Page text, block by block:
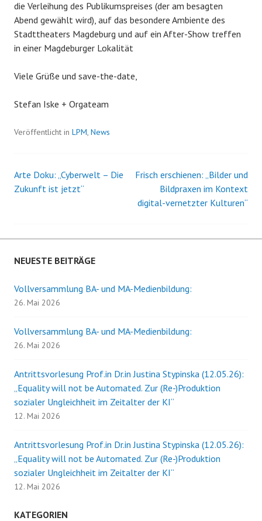
die Verleihung des Publikumspreises (der am besagten
Abend gewählt wird), auf das besondere Ambiente des
Stadttheaters Magdeburg und auf ein After-Show treffen
in einer Magdeburger Lokalität
Viele Grüße und save-the-date,
Stefan Iske + Orgateam
Veröffentlicht in LPM, News
Beitrags-
Arte Doku: „Cyberwelt – Die
Zukunft ist jetzt“
Frisch erschienen: „Bilder und
Bildpraxen im Kontext
digital-vernetzter Kulturen“
NEUESTE BEITRÄGE
Vollversammlung BA- und MA-Medienbildung:
26. Mai 2026
Vollversammlung BA- und MA-Medienbildung:
26. Mai 2026
Antrittsvorlesung Prof.in Dr.in Justina Stypinska (12.05.26):
„Equality will not be Automated. Zur (Re-)Produktion
sozialer Ungleichheit im Zeitalter der KI“
12. Mai 2026
Antrittsvorlesung Prof.in Dr.in Justina Stypinska (12.05.26):
„Equality will not be Automated. Zur (Re-)Produktion
sozialer Ungleichheit im Zeitalter der KI“
12. Mai 2026
KATEGORIEN